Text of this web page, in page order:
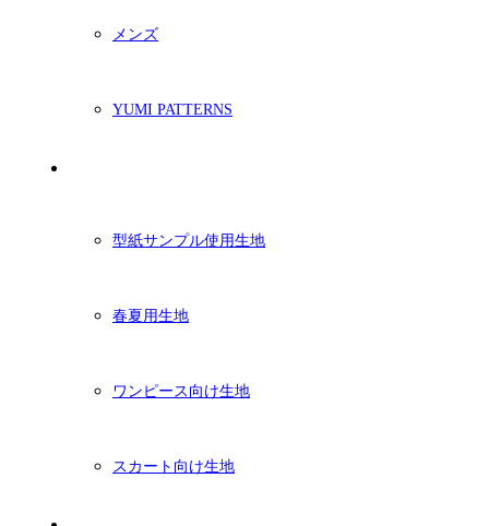
メンズ
YUMI PATTERNS
型紙サンプル使用生地
春夏用生地
ワンピース向け生地
スカート向け生地